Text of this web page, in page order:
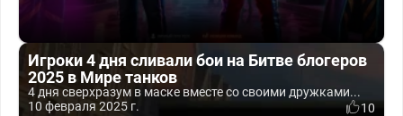
Игроки 4 дня сливали бои на Битве блогеров
2025 в Мире танков
4 дня сверхразум в маске вместе со своими дружками...
10 февраля 2025 г.
10